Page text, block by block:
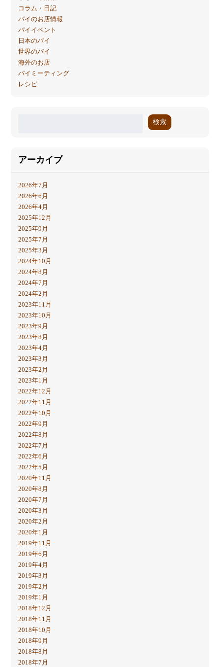
コラム・日記
パイのお店情報
パイイベント
日本のパイ
世界のパイ
海外のお店
パイミーティング
レシピ
検索
アーカイブ
2026年7月
2026年6月
2026年4月
2025年12月
2025年9月
2025年7月
2025年3月
2024年10月
2024年8月
2024年7月
2024年2月
2023年11月
2023年10月
2023年9月
2023年8月
2023年4月
2023年3月
2023年2月
2023年1月
2022年12月
2022年11月
2022年10月
2022年9月
2022年8月
2022年7月
2022年6月
2022年5月
2020年11月
2020年8月
2020年7月
2020年3月
2020年2月
2020年1月
2019年11月
2019年6月
2019年4月
2019年3月
2019年2月
2019年1月
2018年12月
2018年11月
2018年10月
2018年9月
2018年8月
2018年7月